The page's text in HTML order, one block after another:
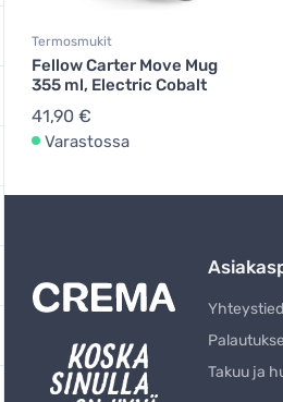
Termosmukit
Fellow Carter Move Mug
355 ml, Electric Cobalt
41,90 €
Varastossa
Takuu ja